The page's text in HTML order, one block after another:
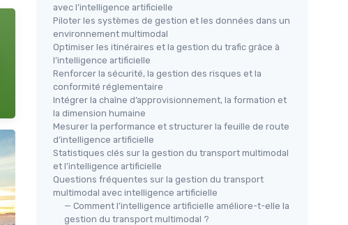
avec l’intelligence artificielle
Piloter les systèmes de gestion et les données dans un
environnement multimodal
Optimiser les itinéraires et la gestion du trafic grâce à
l’intelligence artificielle
Renforcer la sécurité, la gestion des risques et la
conformité réglementaire
Intégrer la chaîne d’approvisionnement, la formation et
la dimension humaine
Mesurer la performance et structurer la feuille de route
d’intelligence artificielle
Statistiques clés sur la gestion du transport multimodal
et l’intelligence artificielle
Questions fréquentes sur la gestion du transport
multimodal avec intelligence artificielle
— Comment l’intelligence artificielle améliore-t-elle la
gestion du transport multimodal ?